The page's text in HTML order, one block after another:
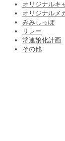
オリジナルキ
オリジナルメ
みみしっぽ
リレー
常連娘化計画
その他